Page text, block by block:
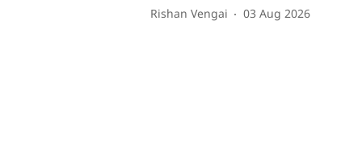
Rishan Vengai 03 Aug 2026